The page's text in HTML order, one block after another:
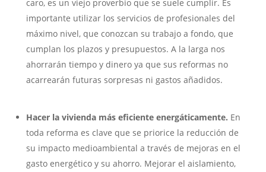
caro, es un viejo proverbio que se suele cumplir. Es
importante utilizar los servicios de profesionales del
máximo nivel, que conozcan su trabajo a fondo, que
cumplan los plazos y presupuestos. A la larga nos
ahorrarán tiempo y dinero ya que sus reformas no
acarrearán futuras sorpresas ni gastos añadidos.
Hacer la vivienda más eficiente energáticamente. En
toda reforma es clave que se priorice la reducción de
su impacto medioambiental a través de mejoras en el
gasto energético y su ahorro. Mejorar el aislamiento,